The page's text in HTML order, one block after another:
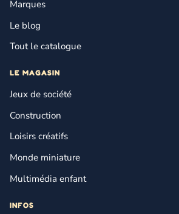
Marques
Le blog
Tout le catalogue
LE MAGASIN
Jeux de société
Construction
Loisirs créatifs
Monde miniature
Multimédia enfant
INFOS